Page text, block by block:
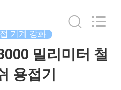
기계 강화
밀리미터 철
용접기